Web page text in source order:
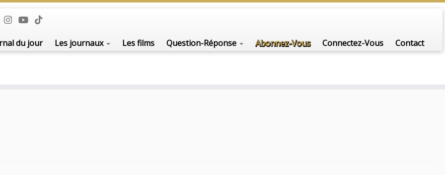
du jour Les journaux Les films Question-Réponse Abonnez-Vous Connectez-Vous Contact